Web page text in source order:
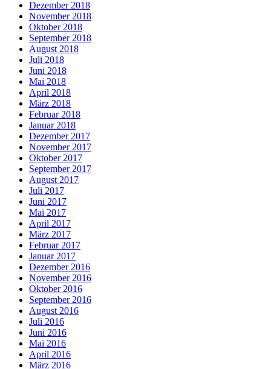
Dezember 2018
November 2018
Oktober 2018
September 2018
August 2018
Juli 2018
Juni 2018
Mai 2018
April 2018
März 2018
Februar 2018
Januar 2018
Dezember 2017
November 2017
Oktober 2017
September 2017
August 2017
Juli 2017
Juni 2017
Mai 2017
April 2017
März 2017
Februar 2017
Januar 2017
Dezember 2016
November 2016
Oktober 2016
September 2016
August 2016
Juli 2016
Juni 2016
Mai 2016
April 2016
März 2016